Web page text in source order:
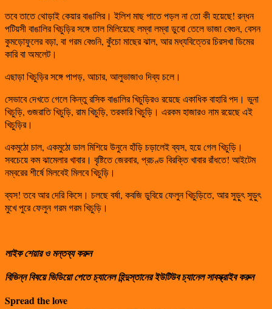
তবে তাতে থোড়াই কেয়ার বাঙালির। ইলিশ মাছ পাতে পড়ল না তো কী হয়েছে! রন্ধন
পটিয়সী বাঙালির খিচুড়ির সঙ্গে তাল মিলিয়েছে লম্বা লম্বা ডুবো তেলে ভাজা বেগুন, বেসন
কুমড়োফুলের বড়া, বা গরম বেগুনি, কুঁচো মাছের ঝাল, আর মধ্যবিত্তের চিরসখা ডিমের
কারি বা অমলেট।
এছাড়া খিচুড়ির সঙ্গে পাপড়, আচার, আলুভাজাও দিব্য চলে।
সেভাবে দেখতে গেলে কিন্তু রসিক বাঙালির খিচুড়িরও রয়েছে একাধিক বাহারি পদ। ভুনা
খিচুড়ি, গুজরাতি খিচুড়ি, রাম খিচুড়ি, তরকারি খিচুড়ি। এরকম হাজারও নাম রয়েছে এই
খিচুড়ির।
একমুঠো চাল, একমুঠো ডাল মিশিয়ে উনুনে হাঁড়ি চড়ালেই ব্যস, হয়ে গেল খিচুড়ি।
সবচেয়ে কম ঝামেলার খাবার। বৃষ্টিতে জেরবার, প্রচণ্ড বিরক্তি খাবার রাঁধতে! আইটেম
নম্বরের শীর্ষে মিলবেই মিলবে খিচুড়ি।
ব্যস! তবে আর দেরি কিসে। চলছে বর্ষা, কবজি ডুবিয়ে ফেলুন খিচুড়িতে, আর সুড়ুৎ সুড়ুৎ
মুখে পুরে ফেলুন গরম গরম খিচুড়ি।
লাইক শেয়ার ও মন্তব্য করুন
বিভিন্ন বিষয়ে ভিডিয়ো পেতে চ্যানেল হিন্দুস্তানের ইউটিউব চ্যানেল সাবস্ক্রাইব করুন
Spread the love